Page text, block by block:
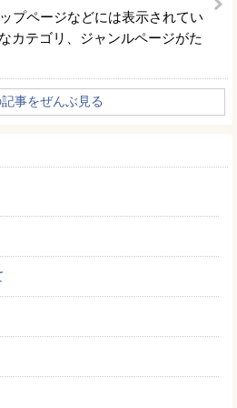
プページなどには表示されてい
カテゴリ、ジャンルページがた
事をぜんぶ見る